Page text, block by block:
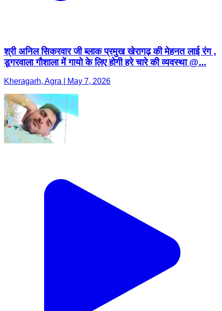
श्री अनिल सिकरवार जी ब्लाक प्रमुख खेरागढ़ की मेहनत लाई रंग ,
डूगरवाला गौशाला में गायो के लिए होगी हरे चारे की व्यवस्था @...
Kheragarh, Agra | May 7, 2026